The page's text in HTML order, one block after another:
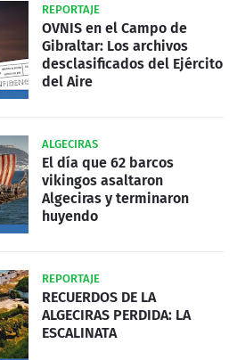
REPORTAJE
OVNIS en el Campo de
Gibraltar: Los archivos
desclasificados del Ejército
del Aire
ALGECIRAS
El día que 62 barcos
vikingos asaltaron
Algeciras y terminaron
huyendo
REPORTAJE
RECUERDOS DE LA
ALGECIRAS PERDIDA: LA
ESCALINATA